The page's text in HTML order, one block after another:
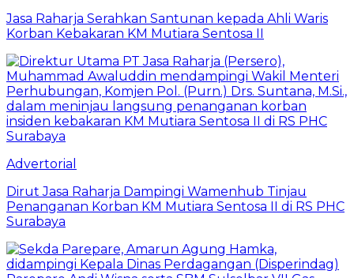
Jasa Raharja Serahkan Santunan kepada Ahli Waris
Korban Kebakaran KM Mutiara Sentosa II
Advertorial
Dirut Jasa Raharja Dampingi Wamenhub Tinjau
Penanganan Korban KM Mutiara Sentosa II di RS PHC
Surabaya